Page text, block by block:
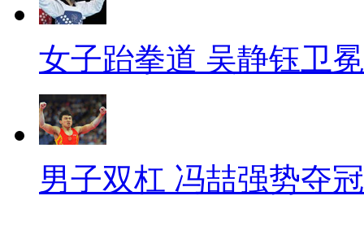
女子跆拳道 吴静钰卫冕
男子双杠 冯喆强势夺冠